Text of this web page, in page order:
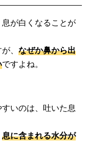
が白くなることが
、 なぜか鼻から出
ですよね。
いのは、吐いた息
息に含まれる水分が